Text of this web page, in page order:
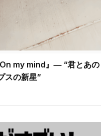
my mind』― “君とあの
スの新星”